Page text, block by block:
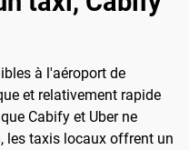
à l'aéroport de
et relativement rapide
Cabify et Uber ne
les taxis locaux offrent un